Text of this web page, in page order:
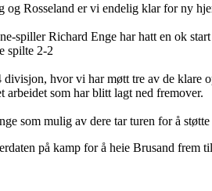
Rosseland er vi endelig klar for ny
spiller Richard Enge har hatt en ok
spilte 2-2
hvor vi har møtt tre av de klare
arbeidet som har blitt lagt ned fremover.
som mulig av dere tar turen for å
på kamp for å heie Brusand frem